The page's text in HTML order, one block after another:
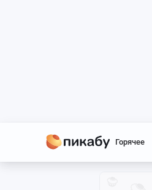
Горячее